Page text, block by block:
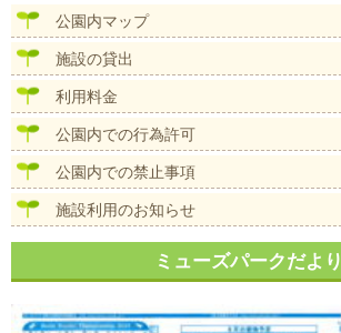
公園内マップ
施設の貸出
利用料金
公園内での行為許可
公園内での禁止事項
施設利用のお知らせ
ミューズパークだより